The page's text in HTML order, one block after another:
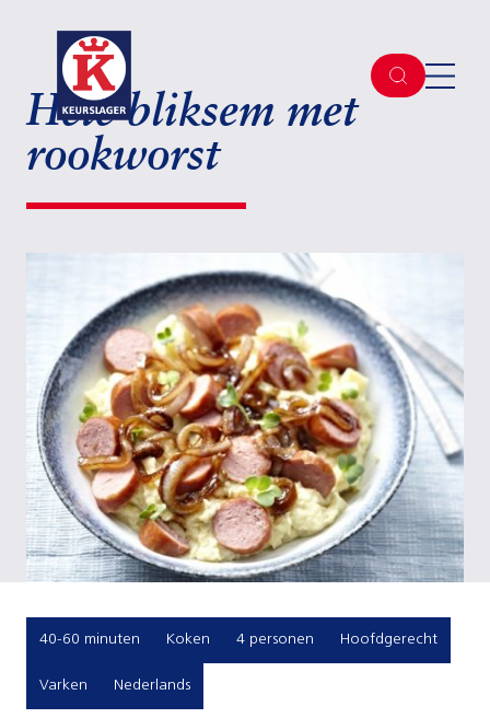
Hete bliksem met
rookworst
40-60 minuten Koken 4 personen Hoofdgerecht
Varken Nederlands